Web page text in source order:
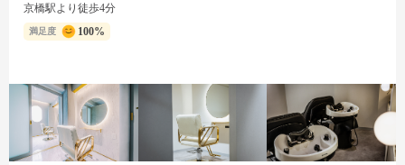
京橋駅より徒歩4分
満足度 100%